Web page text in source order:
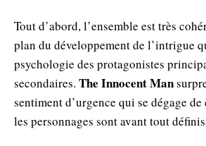
Tout d’abord, l’ensemble est très
plan du développement de l’intrigue
psychologie des protagonistes
secondaires. The Innocent Man
sentiment d’urgence qui se dégage
les personnages sont avant tout